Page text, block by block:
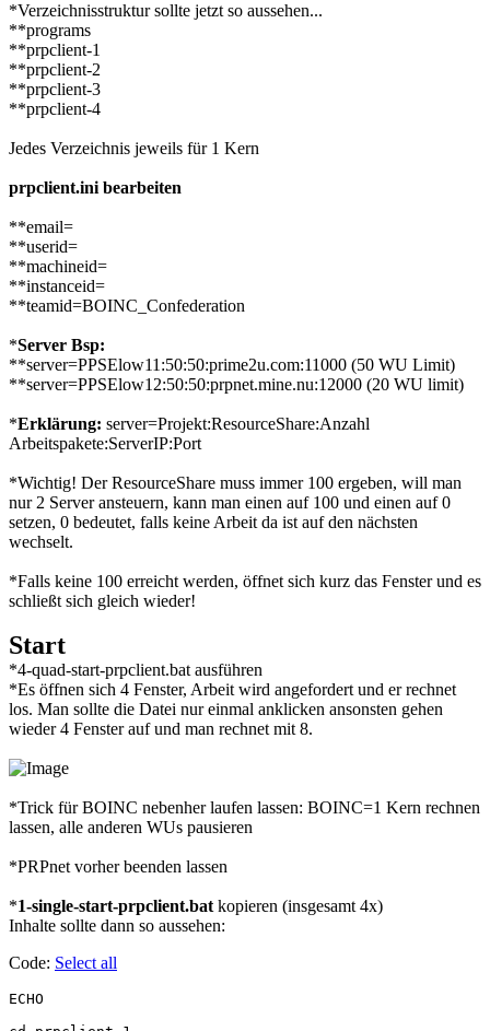
*Verzeichnisstruktur sollte jetzt so aussehen...
**programs
**prpclient-1
**prpclient-2
**prpclient-3
**prpclient-4
Jedes Verzeichnis jeweils für 1 Kern
prpclient.ini bearbeiten
**email=
**userid=
**machineid=
**instanceid=
**teamid=BOINC_Confederation
*Server Bsp:
**server=PPSElow11:50:50:prime2u.com:11000 (50 WU Limit)
**server=PPSElow12:50:50:prpnet.mine.nu:12000 (20 WU limit)
*Erklärung: server=Projekt:ResourceShare:Anzahl
Arbeitspakete:ServerIP:Port
*Wichtig! Der ResourceShare muss immer 100 ergeben, will man
nur 2 Server ansteuern, kann man einen auf 100 und einen auf 0
setzen, 0 bedeutet, falls keine Arbeit da ist auf den nächsten
wechselt.
*Falls keine 100 erreicht werden, öffnet sich kurz das Fenster und es
schließt sich gleich wieder!
Start
*4-quad-start-prpclient.bat ausführen
*Es öffnen sich 4 Fenster, Arbeit wird angefordert und er rechnet
los. Man sollte die Datei nur einmal anklicken ansonsten gehen
wieder 4 Fenster auf und man rechnet mit 8.
*Trick für BOINC nebenher laufen lassen: BOINC=1 Kern rechnen
lassen, alle anderen WUs pausieren
*PRPnet vorher beenden lassen
*1-single-start-prpclient.bat kopieren (insgesamt 4x)
Inhalte sollte dann so aussehen:
Code: Select all
ECHO